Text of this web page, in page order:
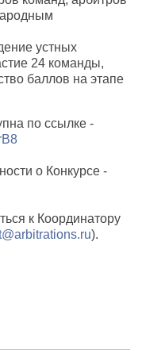
устных
24 команды,
баллов на этапе
по ссылке -
о Конкурсе -
к Координатору
).